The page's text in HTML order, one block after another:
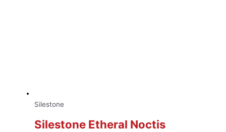
Silestone
Silestone Etheral Noctis